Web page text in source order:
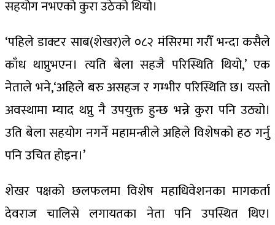
सहयोग नभएको कुरा उठेको थियो।
‘पहिले डाक्टर साब(शेखर)ले ०८२ मंसिरमा गरौँ भन्दा कसैले
काँध थाप्नुभएन। त्यति बेला सहजै परिस्थिति थियो,’ एक
नेताले भने,‘अहिले बरु असहज र गम्भीर परिस्थिति छ। यस्तो
अवस्थामा म्याद थप्नु नै उपयुक्त हुन्छ भन्ने कुरा पनि उठ्यो।
उति बेला सहयोग नगर्ने महामन्त्रीले अहिले विशेषको हठ गर्नु
पनि उचित होइन।’
शेखर पक्षको छलफलमा विशेष महाधिवेशनका मागकर्ता
देवराज चालिसे लगायतका नेता पनि उपस्थित थिए।